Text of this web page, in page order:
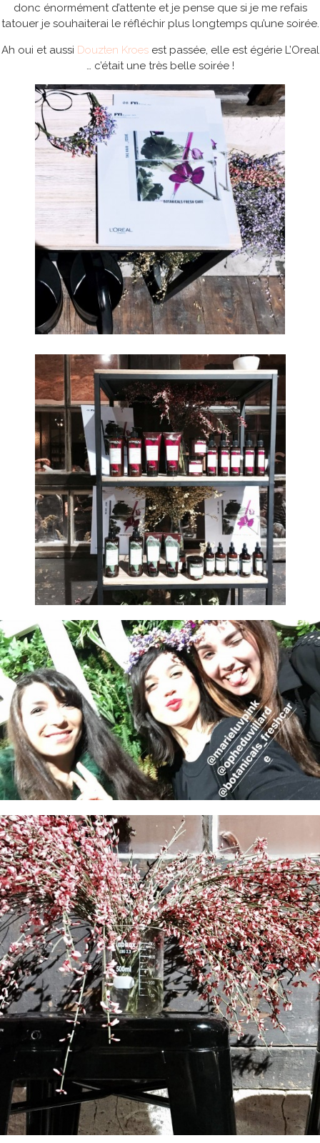
donc énormément d’attente et je pense que si je me refais
tatouer je souhaiterai le réfléchir plus longtemps qu’une soirée.
Ah oui et aussi Douzten Kroesest passée, elle est égérie L’Oreal
… c’était une très belle soirée !